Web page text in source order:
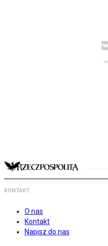
KONTAKT
O nas
Kontakt
Napisz do nas